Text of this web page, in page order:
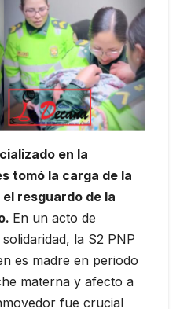
en la
tomó la carga de la
resguardo de la
En un acto de
la S2 PNP
es madre en periodo
materna y afecto a
fue crucial